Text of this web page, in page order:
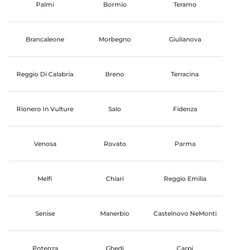
Palmi Bormio Teramo
Brancaleone Morbegno Giulianova
Reggio Di Calabria Breno Terracina
Rionero In Vulture Salo Fidenza
Venosa Rovato Parma
Melfi Chiari Reggio Emilia
Senise Manerbio Castelnovo NeMonti
Potenza Ghedi Carpi